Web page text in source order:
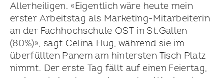
Allerheiligen. «Eigentlich wäre heute mein
erster Arbeitstag als Marketing-Mitarbeiterin
an der Fachhoch­schule OST in St.Gallen
(80%)», sagt Celina Hug, während sie im
überfüllten Panem am hintersten Tisch Platz
nimmt. Der erste Tag fällt auf einen Feiertag,